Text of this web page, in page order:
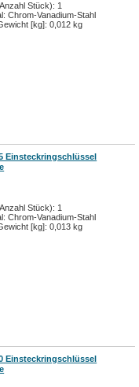
Stück): 1
Chrom-Vanadium-Stahl
[kg]: 0,012 kg
Einsteckringschlüssel
Stück): 1
Chrom-Vanadium-Stahl
[kg]: 0,013 kg
Einsteckringschlüssel